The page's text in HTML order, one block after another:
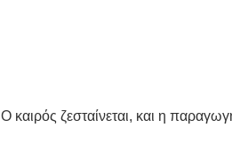
Ο καιρός ζεσταίνεται, και η